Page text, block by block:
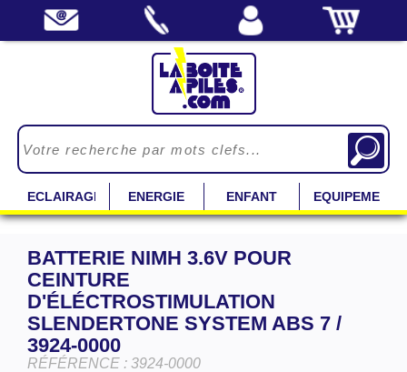
ECLAIRAGE ENERGIE ENFANT EQUIPEMENT
BATTERIE NIMH 3.6V POUR
CEINTURE
D'ÉLÉCTROSTIMULATION
SLENDERTONE SYSTEM ABS 7 /
3924-0000
RÉFÉRENCE : 3924-0000